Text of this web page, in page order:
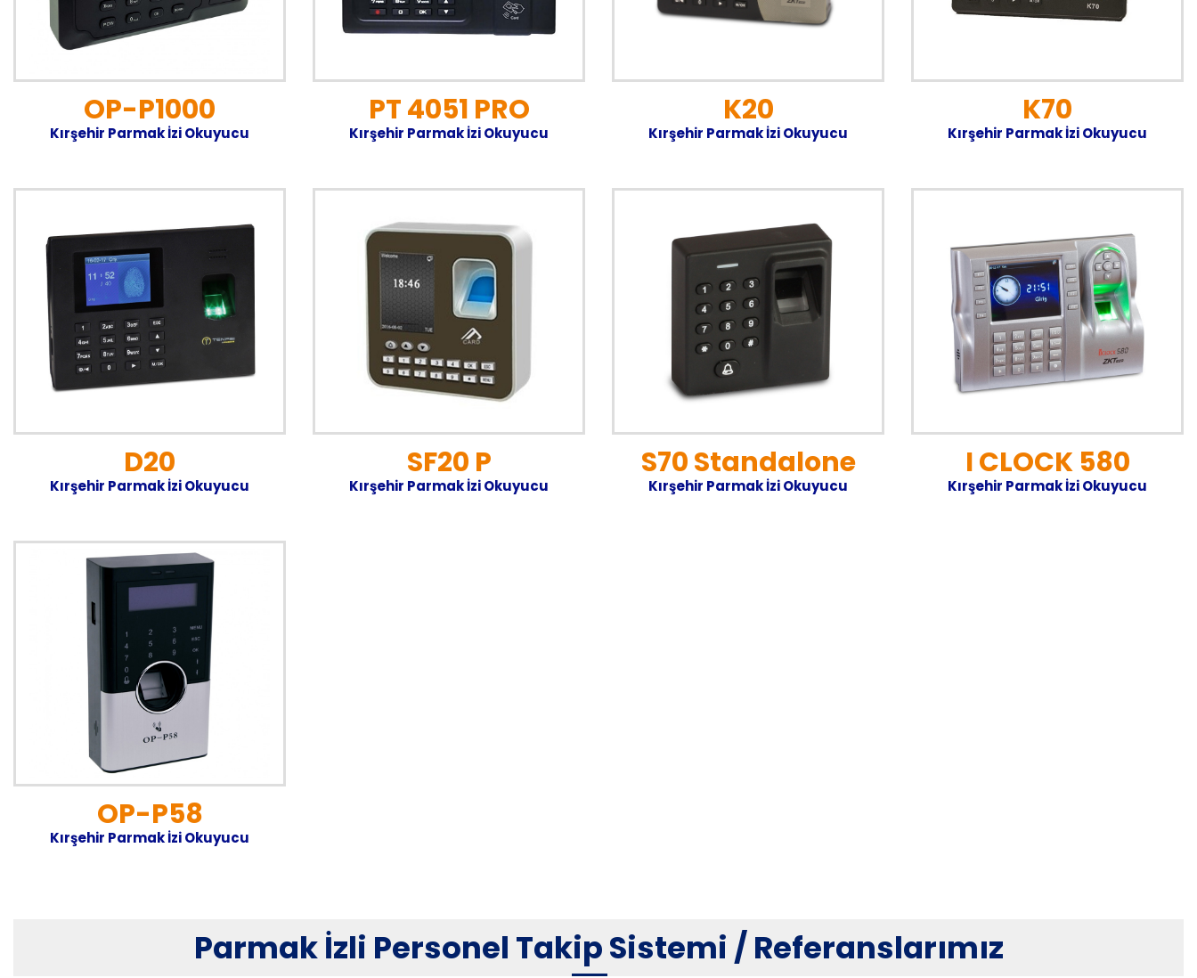
OP-P1000
Kırşehir Parmak İzi Okuyucu
PT 4051 PRO
Kırşehir Parmak İzi Okuyucu
K20
Kırşehir Parmak İzi Okuyucu
K70
Kırşehir Parmak İzi Okuyucu
D20
Kırşehir Parmak İzi Okuyucu
SF20 P
Kırşehir Parmak İzi Okuyucu
S70 Standalone
Kırşehir Parmak İzi Okuyucu
I CLOCK 580
Kırşehir Parmak İzi Okuyucu
OP-P58
Kırşehir Parmak İzi Okuyucu
Parmak İzli Personel Takip Sistemi / Referanslarımız